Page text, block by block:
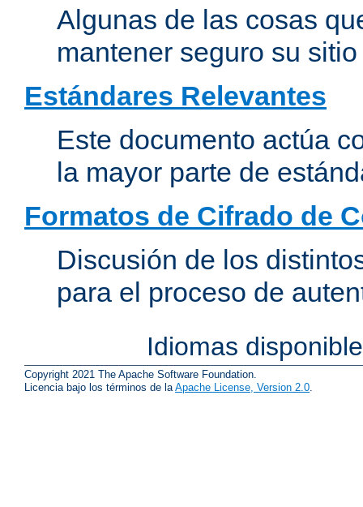
Algunas de las cosas
mantener seguro su
Estándares Relevantes
Este documento actúa
la mayor parte de
Formatos de Cifrado de
Discusión de los
para el proceso de
Idiomas
Copyright 2021 The Apache Software Foundation.
Licencia bajo los términos de la Apache License, Version 2.0